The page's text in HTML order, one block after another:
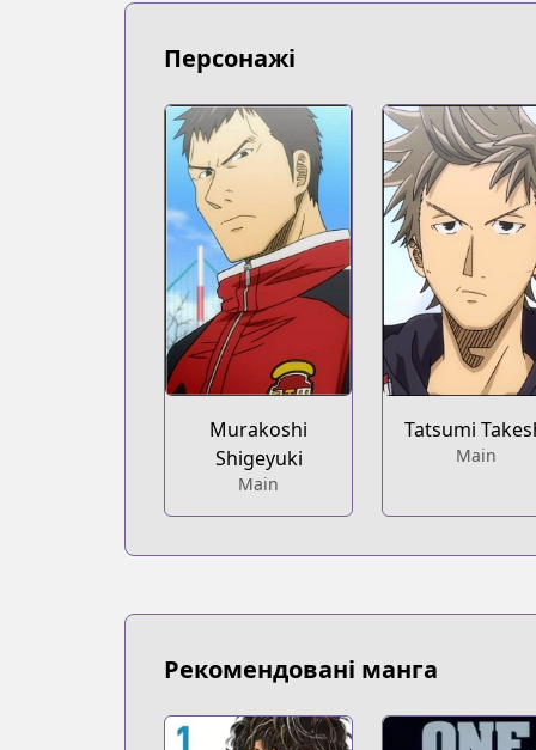
https://kodansha.us/series/giant-
Персонажі
Murakoshi
Shigeyuki
Main
Tatsumi
Main
Рекомендовані манга